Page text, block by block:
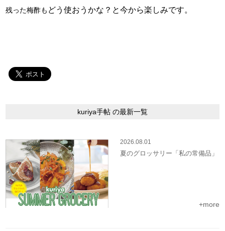
残った梅酢も どう使おうかな？と今から楽しみです。
kuriya手帖 の最新一覧
2026.08.01
夏のグロッサリー「私の常備品」
+more